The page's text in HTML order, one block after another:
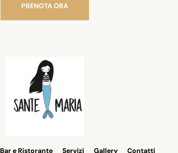
PRENOTA ORA
Bar e Ristorante Servizi Gallery Contatti